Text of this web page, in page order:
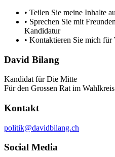
• Teilen Sie meine Inhalte
• Sprechen Sie mit
Kandidatur
• Kontaktieren Sie mich für
David Bilang
Kandidat für Die Mitte
Für den Grossen Rat im
Kontakt
politik@davidbilang.ch
Social Media